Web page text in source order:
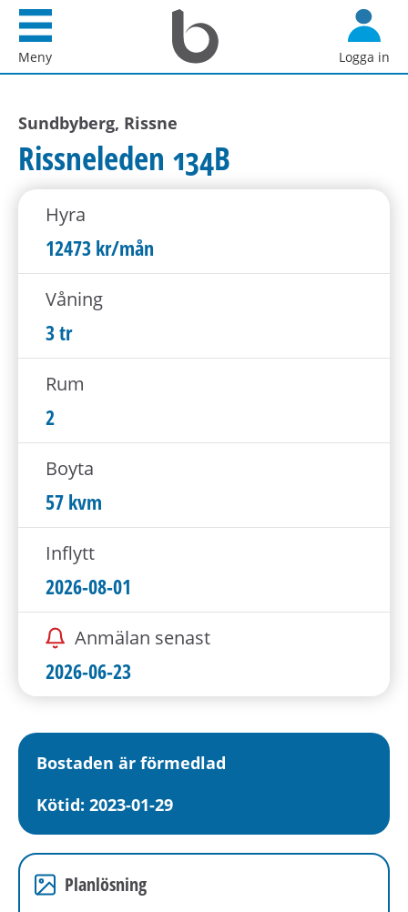
d
t
n
t
Meny
Startsida
Bostadsförmedlingen
i
AB
Logga in
Sundbyberg, Rissne
Rissneleden 134B
Hyra
12473 kr/mån
Våning
3 tr
Rum
2
Boyta
57 kvm
Inflytt
2026-08-01
Anmälan senast
2026-06-23
Bostaden är förmedlad
Kötid: 2023-01-29
Planlösning